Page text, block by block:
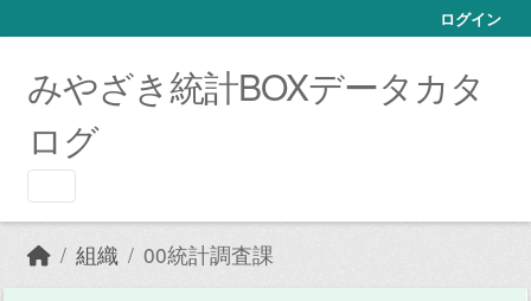
ログイン
みやざき統計BOXデータカタ
ログ
組織 00統計調査課